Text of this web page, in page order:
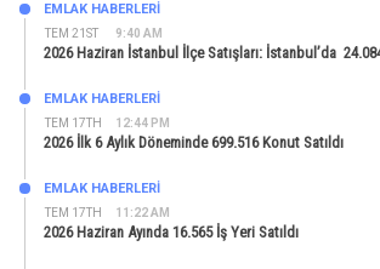
TEM 21ST 9:40 AM
EMLAK HABERLERI
2026 Haziran İstanbul İlçe Satışları: İstanbul’da
TEM 17TH 12:44 PM
EMLAK HABERLERI
2026 İlk 6 Aylık Döneminde 699.516 Konut Satıldı
TEM 17TH 11:22 AM
EMLAK HABERLERI
2026 Haziran Ayında 16.565 İş Yeri Satıldı